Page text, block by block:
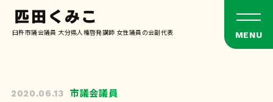
臼杵市議会議員 大分県人権啓発講師 女性議員の会副代表
2020.06.13 市議会議員